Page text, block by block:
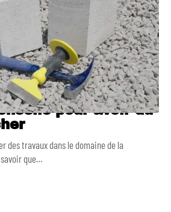
pour avoir du
des travaux dans le domaine de la
que…